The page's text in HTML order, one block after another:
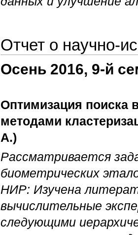
Отчет о научно-
Осень 2016, 9-й
Оптимизация поиска
методами
А.)
Рассматривается
биометрических
НИР: Изучена
вычислительные
следующими